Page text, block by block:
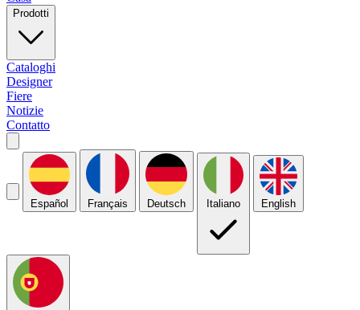
Prodotti
Cataloghi
Designer
Fiere
Notizie
Contatto
Español Français Deutsch Italiano English